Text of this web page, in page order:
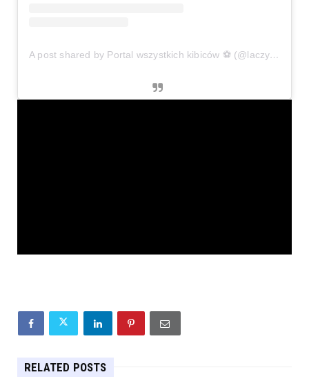
A post shared by Portal wszystkich kibiców ⚽ (@laczynaspilka)
RELATED POSTS